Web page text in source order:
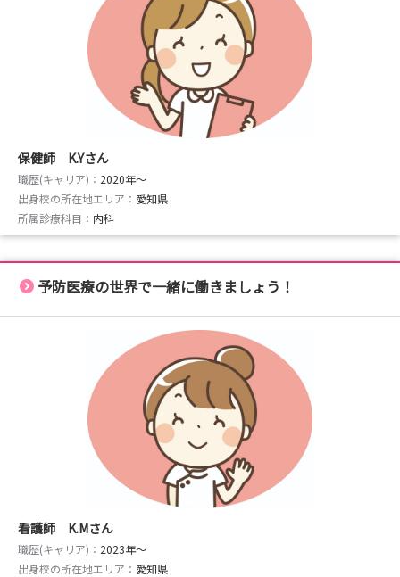
～2028年度卒業予定の皆さまへ～
夏季のインターンシップ（会社説明会）の情報を記載いた
しました！
もちろん予備知識等は一切不要です！
健診センターでの働き方やお仕事内容等、少しでも興味が
ある方は
ぜひ遠慮なくお申込みください！
何卒よろしくお願いいたします。
<お問い合わせ先>
e-mail:ka-hasegawa@ahpf.or.jp
採用担当 長谷川
保健師 K.Yさん
職歴(キャリア)： 2020年〜
出身校の所在地エリア： 愛知県
所属診療科目： 内科
予防医療の世界で一緒に働きましょう！
看護師 K.Mさん
職歴(キャリア)： 2023年〜
出身校の所在地エリア： 愛知県